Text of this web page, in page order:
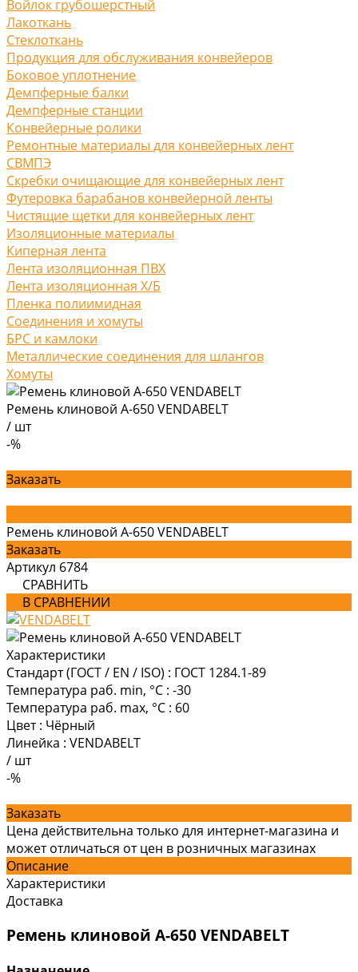
Войлок грубошерстный
Лакоткань
Стеклоткань
Продукция для обслуживания конвейеров
Боковое уплотнение
Демпферные балки
Демпферные станции
Конвейерные ролики
Ремонтные материалы для конвейерных лент
СВМПЭ
Скребки очищающие для конвейерных лент
Футеровка барабанов конвейерной ленты
Чистящие щетки для конвейерных лент
Изоляционные материалы
Киперная лента
Лента изоляционная ПВХ
Лента изоляционная Х/Б
Пленка полиимидная
Соединения и хомуты
БРС и камлоки
Металлические соединения для шлангов
Хомуты
Ремень клиновой А-650 VENDABELT
/ шт
-%
Заказать
Ремень клиновой А-650 VENDABELT
Заказать
Артикул 6784
СРАВНИТЬ
В СРАВНЕНИИ
Характеристики
Стандарт (ГОСТ / EN / ISO) : ГОСТ 1284.1-89
Температура раб. min, °C : -30
Температура раб. max, °C : 60
Цвет : Чёрный
Линейка : VENDABELT
/ шт
-%
Заказать
Цена действительна только для интернет-магазина и
может отличаться от цен в розничных магазинах
Описание
Характеристики
Доставка
Ремень клиновой А-650 VENDABELT